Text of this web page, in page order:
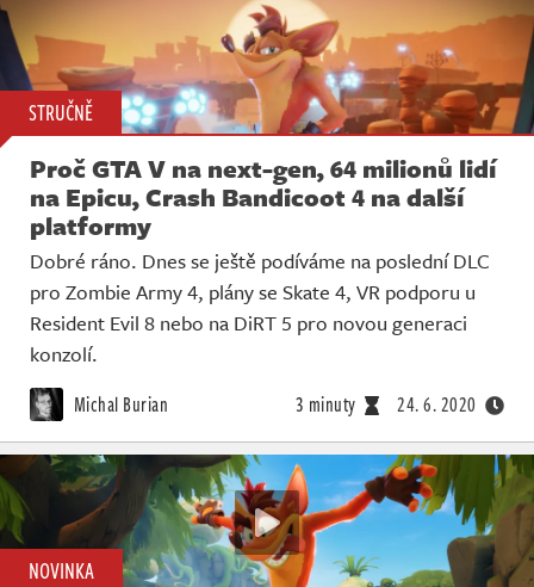
STRUČNĚ
Proč GTA V na next-gen, 64 milionů lidí
na Epicu, Crash Bandicoot 4 na další
platformy
Dobré ráno. Dnes se ještě podíváme na poslední DLC
pro Zombie Army 4, plány se Skate 4, VR podporu u
Resident Evil 8 nebo na DiRT 5 pro novou generaci
konzolí.
Michal Burian 3 minuty 24. 6. 2020
NOVINKA